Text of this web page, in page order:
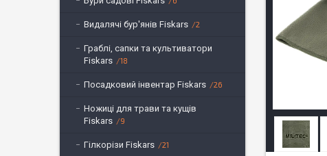
Видалячі бур'янів Fiskars 2
Граблі, сапки та культиватори
Fiskars
18
Посадковий інвентар Fiskars 26
Ножиці для трави та кущів
Fiskars
9
Гілкорізи Fiskars 21